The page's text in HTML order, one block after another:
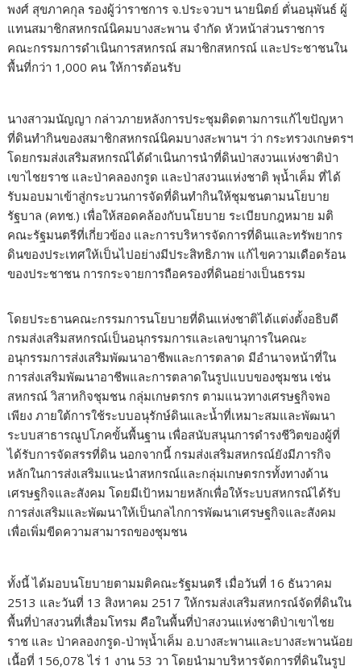
พงศ์ สุขภาคกุล รองผู้ว่าราชการ จ.ประจวบฯ นายนิตย์ ตั่นอนุพันธ์ ผู้
แทนสมาชิกสหกรณ์นิคมบางสะพาน จำกัด หัวหน้าส่วนราชการ
คณะกรรมการดำเนินการสหกรณ์ สมาชิกสหกรณ์ และประชาชนใน
พื้นที่กว่า 1,000 คน ให้การต้อนรับ
นางสาวมนัญญา กล่าวภายหลังการประชุมติดตามการแก้ไขปัญหา
ที่ดินทำกินของสมาชิกสหกรณ์นิคมบางสะพานฯ ว่า กระทรวงเกษตรฯ
โดยกรมส่งเสริมสหกรณ์ได้ดำเนินการนำที่ดินป่าสงวนแห่งชาติป่า
เขาไชยราช และป่าคลองกรูด และป่าสงวนแห่งชาติ พุน้ำเค็ม ที่ได้
รับมอบมาเข้าสู่กระบวนการจัดที่ดินทำกินให้ชุมชนตามนโยบาย
รัฐบาล (คทช.) เพื่อให้สอดคล้องกับนโยบาย ระเบียบกฎหมาย มติ
คณะรัฐมนตรีที่เกี่ยวข้อง และการบริหารจัดการที่ดินและทรัพยากร
ดินของประเทศให้เป็นไปอย่างมีประสิทธิภาพ แก้ไขความเดือดร้อน
ของประชาชน การกระจายการถือครองที่ดินอย่างเป็นธรรม
โดยประธานคณะกรรมการนโยบายที่ดินแห่งชาติได้แต่งตั้งอธิบดี
กรมส่งเสริมสหกรณ์เป็นอนุกรรมการและเลขานุการในคณะ
อนุกรรมการส่งเสริมพัฒนาอาชีพและการตลาด มีอำนาจหน้าที่ใน
การส่งเสริมพัฒนาอาชีพและการตลาดในรูปแบบของชุมชน เช่น
สหกรณ์ วิสาหกิจชุมชน กลุ่มเกษตรกร ตามแนวทางเศรษฐกิจพอ
เพียง ภายใต้การใช้ระบบอนุรักษ์ดินและน้ำที่เหมาะสมและพัฒนา
ระบบสาธารณูปโภคขั้นพื้นฐาน เพื่อสนับสนุนการดำรงชีวิตของผู้ที่
ได้รับการจัดสรรที่ดิน นอกจากนี้ กรมส่งเสริมสหกรณ์ยังมีภารกิจ
หลักในการส่งเสริมแนะนำสหกรณ์และกลุ่มเกษตรกรทั้งทางด้าน
เศรษฐกิจและสังคม โดยมีเป้าหมายหลักเพื่อให้ระบบสหกรณ์ได้รับ
การส่งเสริมและพัฒนาให้เป็นกลไกการพัฒนาเศรษฐกิจและสังคม
เพื่อเพิ่มขีดความสามารถของชุมชน
ทั้งนี้ ได้มอบนโยบายตามมติคณะรัฐมนตรี เมื่อวันที่ 16 ธันวาคม
2513 และวันที่ 13 สิงหาคม 2517 ให้กรมส่งเสริมสหกรณ์จัดที่ดินใน
พื้นที่ป่าสงวนที่เสื่อมโทรม คือในพื้นที่ป่าสงวนแห่งชาติป่าเขาไชย
ราช และ ป่าคลองกรูด-ป่าพุน้ำเค็ม อ.บางสะพานและบางสะพานน้อย
เนื้อที่ 156,078 ไร่ 1 งาน 53 วา โดยนำมาบริหารจัดการที่ดินในรูป